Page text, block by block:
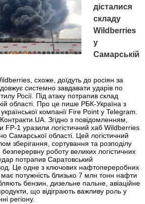
дісталися
складу
Wildberries
у
Самарській
схоже, доїдуть до росіян за
системно завдавати ударів по
Росії. Під атаку потрапив склад
області. Про це пише РБК-Україна з
компанії Fire Point у Telegram.
Згідно з повідомленням,
FP-1 уразили логістичний хаб Wildberries
Самарської області. Цей логістичний
зберігання, сортування та розподілу
роботу великих логістичних
потрапив Саратовський
Це одне з ключових нафтопереробних
має потужність близько 7 млн тонн нафти
бензин, дизельне пальне, авіаційне
що відіграють важливу роль у
регіону.